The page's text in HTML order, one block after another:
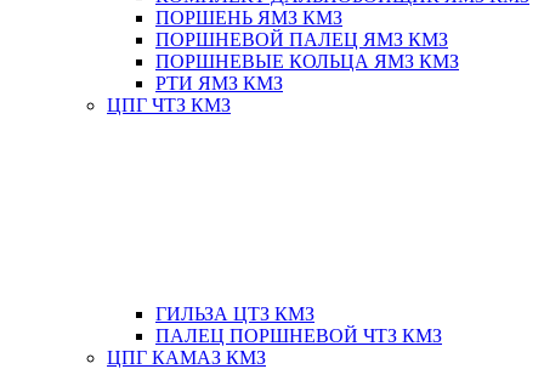
ПОРШЕНЬ ЯМЗ КМЗ
ПОРШНЕВОЙ ПАЛЕЦ ЯМЗ КМЗ
ПОРШНЕВЫЕ КОЛЬЦА ЯМЗ КМЗ
РТИ ЯМЗ КМЗ
ЦПГ ЧТЗ КМЗ
ГИЛЬЗА ЦТЗ КМЗ
ПАЛЕЦ ПОРШНЕВОЙ ЧТЗ КМЗ
ЦПГ КАМАЗ КМЗ